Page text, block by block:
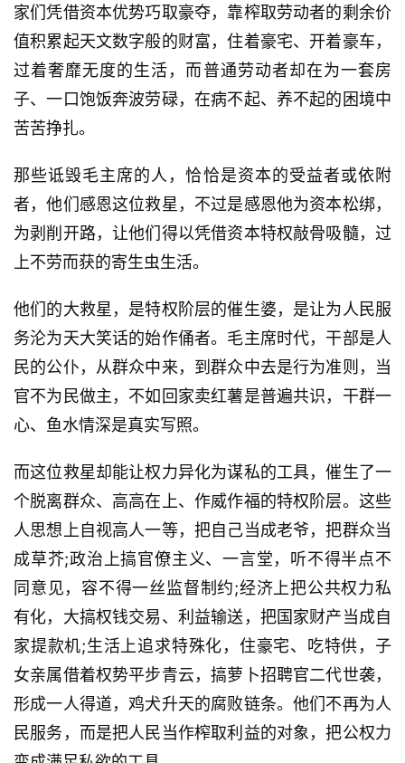
首
页
文
章
家们凭借资本优势巧取豪夺，靠榨取劳动者的剩余价
值积累起天文数字般的财富，住着豪宅、开着豪车，
过着奢靡无度的生活，而普通劳动者却在为一套房
子、一口饱饭奔波劳碌，在病不起、养不起的困境中
苦苦挣扎。
那些诋毁毛主席的人，恰恰是资本的受益者或依附
者，他们感恩这位救星，不过是感恩他为资本松绑，
为剥削开路，让他们得以凭借资本特权敲骨吸髓，过
上不劳而获的寄生虫生活。
他们的大救星，是特权阶层的催生婆，是让为人民服
务沦为天大笑话的始作俑者。毛主席时代，干部是人
民的公仆，从群众中来，到群众中去是行为准则，当
官不为民做主，不如回家卖红薯是普遍共识，干群一
心、鱼水情深是真实写照。
而这位救星却能让权力异化为谋私的工具，催生了一
个脱离群众、高高在上、作威作福的特权阶层。这些
人思想上自视高人一等，把自己当成老爷，把群众当
成草芥;政治上搞官僚主义、一言堂，听不得半点不
同意见，容不得一丝监督制约;经济上把公共权力私
有化，大搞权钱交易、利益输送，把国家财产当成自
家提款机;生活上追求特殊化，住豪宅、吃特供，子
女亲属借着权势平步青云，搞萝卜招聘官二代世袭，
形成一人得道，鸡犬升天的腐败链条。他们不再为人
民服务，而是把人民当作榨取利益的对象，把公权力